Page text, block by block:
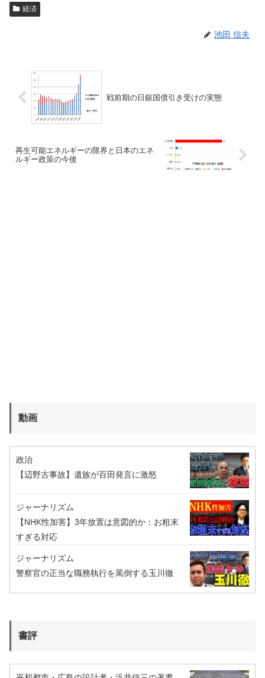
経済
池田 信夫
戦前期の日銀国債引き受けの実態
再生可能エネルギーの限界と日本のエネ
ルギー政策の今後
動画
政治
【辺野古事故】遺族が百田発言に激怒
ジャーナリズム
【NHK性加害】3年放置は意図的か：お粗末
すぎる対応
ジャーナリズム
警察官の正当な職務執行を罵倒する玉川徹
書評